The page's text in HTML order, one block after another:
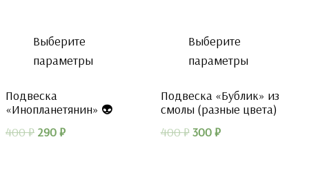
Выберите
параметры
Подвеска
«Инопланетянин» 👽
400₽ Первоначальная
290₽Текущая
Выберите
параметры
Подвеска «Бублик» из
смолы (разные цвета)
400₽ Первоначальная
300₽Текущая